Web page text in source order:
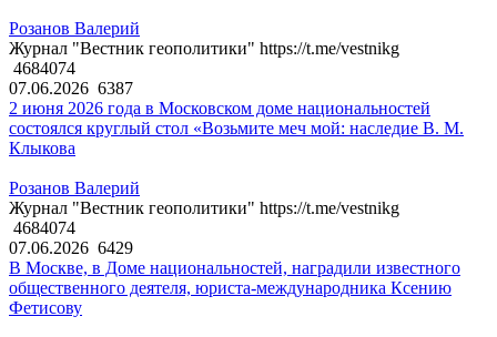
Розанов Валерий
Журнал "Вестник геополитики" https://t.me/vestnikg
4684074
07.06.2026 6387
2 июня 2026 года в Московском доме национальностей
состоялся круглый стол «Возьмите меч мой: наследие В. М.
Клыкова
Розанов Валерий
Журнал "Вестник геополитики" https://t.me/vestnikg
4684074
07.06.2026 6429
В Москве, в Доме национальностей, наградили известного
общественного деятеля, юриста-международника Ксению
Фетисову